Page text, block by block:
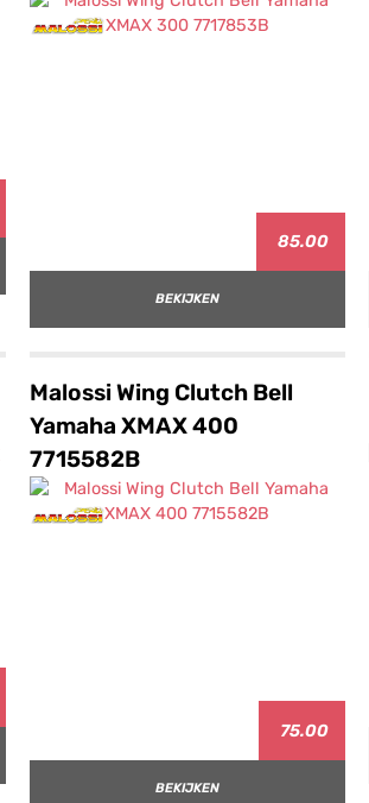
85.00
BEKIJKEN
Malossi Wing Clutch Bell
Yamaha XMAX 400
7715582B
75.00
BEKIJKEN